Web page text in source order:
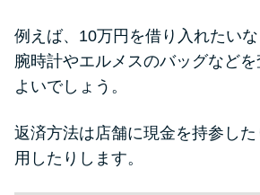
例えば、10万円を借り入れたい
腕時計やエルメスのバッグなど
よいでしょう。
返済方法は店舗に現金を持参した
用したりします。